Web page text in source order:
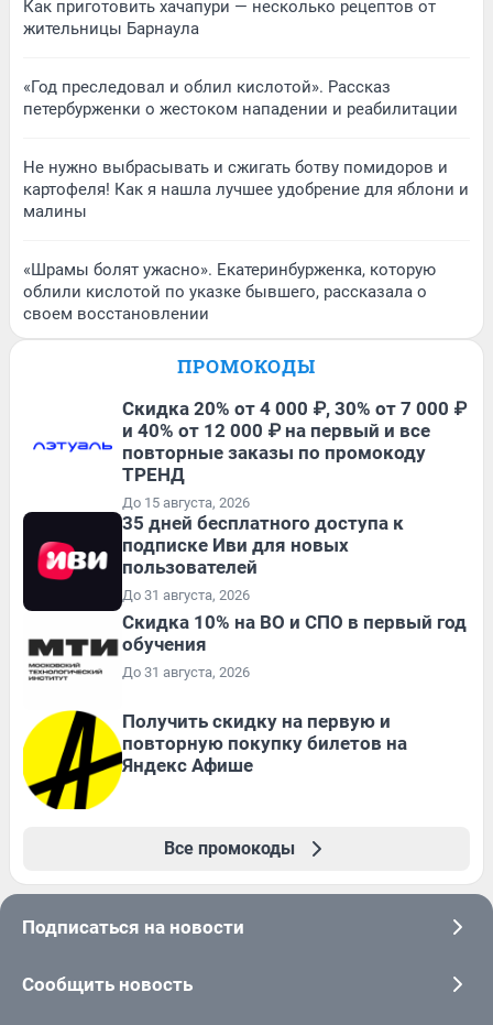
Как приготовить хачапури — несколько рецептов от
жительницы Барнаула
«Год преследовал и облил кислотой». Рассказ
петербурженки о жестоком нападении и реабилитации
Не нужно выбрасывать и сжигать ботву помидоров и
картофеля! Как я нашла лучшее удобрение для яблони и
малины
«Шрамы болят ужасно». Екатеринбурженка, которую
облили кислотой по указке бывшего, рассказала о
своем восстановлении
ПРОМОКОДЫ
Скидка 20% от 4 000 ₽, 30% от 7 000 ₽
и 40% от 12 000 ₽ на первый и все
повторные заказы по промокоду
ТРЕНД
До 15 августа, 2026
35 дней бесплатного доступа к
подписке Иви для новых
пользователей
До 31 августа, 2026
Скидка 10% на ВО и СПО в первый год
обучения
До 31 августа, 2026
Получить скидку на первую и
повторную покупку билетов на
Яндекс Афише
Все промокоды
Подписаться на новости
Сообщить новость